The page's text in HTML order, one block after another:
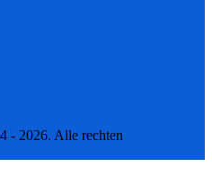
- 2026. Alle rechten